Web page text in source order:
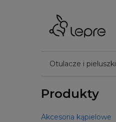
Otulacze i pieluszki
Produkty
Akcesoria kąpielowe